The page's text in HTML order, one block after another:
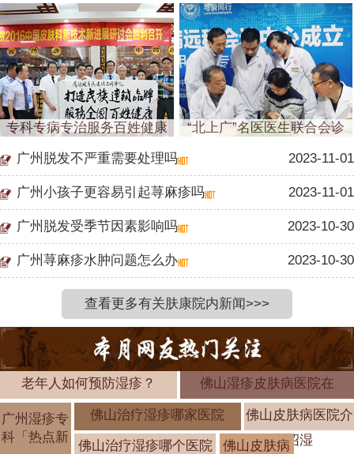
专科专病专治服务百姓健康 “北上广”名医医生联合会诊
广州脱发不严重需要处理吗 2023-11-01
广州小孩子更容易引起荨麻疹吗 2023-11-01
广州脱发受季节因素影响吗 2023-10-30
广州荨麻疹水肿问题怎么办 2023-10-30
查看更多有关肤康院内新闻>>>
老年人如何预防湿疹？ 佛山湿疹皮肤病医院在
广州湿疹专
科「热点新
佛山治疗湿疹哪家医院
佛山皮肤病医院介
绍湿
佛山治疗湿疹哪个医院
佛山皮肤病